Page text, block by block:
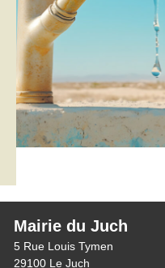
Mairie du Juch
5 Rue Louis Tymen
29100 Le Juch